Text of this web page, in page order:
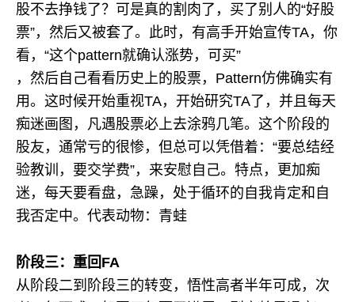
股不去挣钱了？可是真的割肉了，买了别人的“好股
票”，然后又被套了。此时，有高手开始宣传TA，你
看，“这个pattern就确认涨势，可买”
，然后自己看看历史上的股票，Pattern仿佛确实有
用。这时候开始重视TA，开始研究TA了，并且每天
痴迷画图，凡遇股票必上去涂鸦几笔。这个阶段的
股友，通常亏的很惨，但总可以凭借着：“要总结经
验教训，要交学费”，来安慰自己。特点，更加痴
迷，每天要看盘，急躁，处于循环的自我肯定和自
我否定中。代表动物：青蛙
阶段三：重回FA
从阶段二到阶段三的转变，悟性高者半年可成，次